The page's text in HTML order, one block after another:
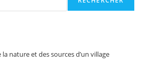
nature et des sources d’un village